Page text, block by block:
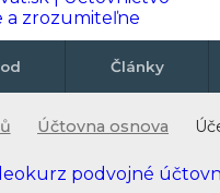
Články
Účtovna osnova